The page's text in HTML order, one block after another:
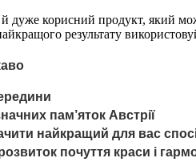
корисний продукт, який
результату
пам’яток Австрії
найкращий для вас
почуття краси і